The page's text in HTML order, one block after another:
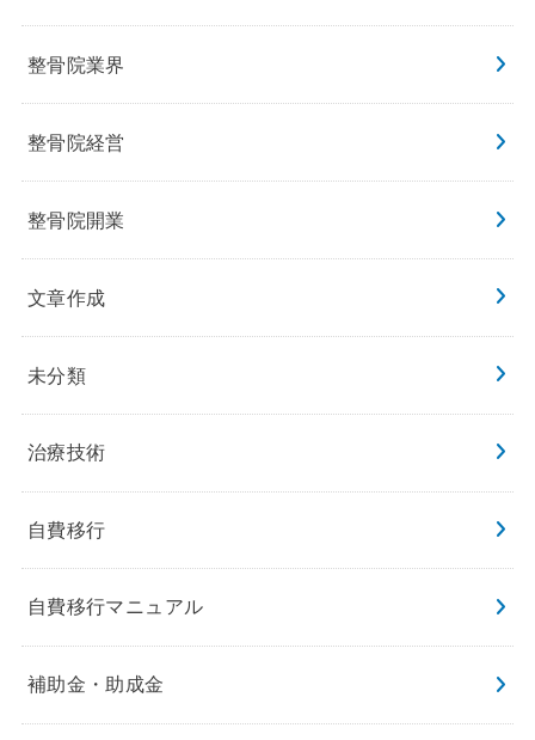
整骨院業界
整骨院経営
整骨院開業
文章作成
未分類
治療技術
自費移行
自費移行マニュアル
補助金・助成金